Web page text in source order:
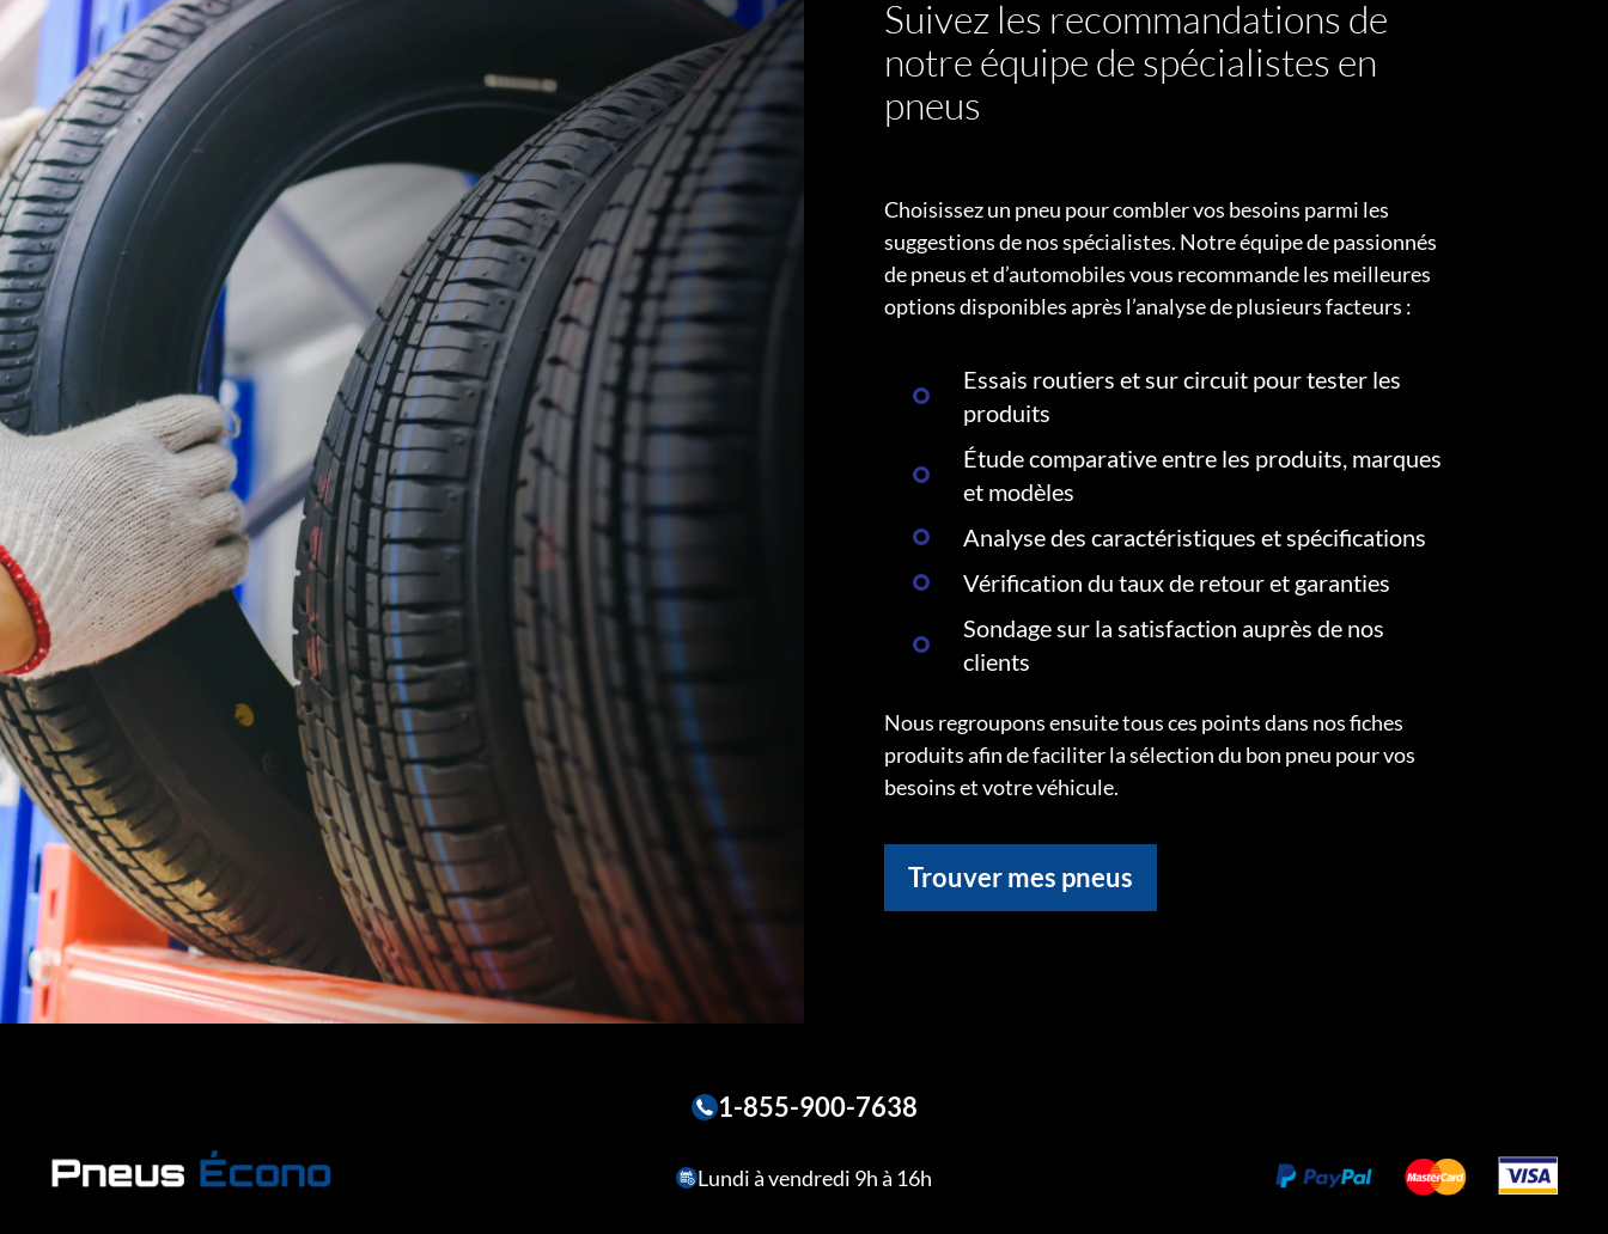
Suivez les recommandations de
notre équipe de spécialistes en
pneus
Choisissez un pneu pour combler vos besoins parmi les
suggestions de nos spécialistes. Notre équipe de passionnés
de pneus et d’automobiles vous recommande les meilleures
options disponibles après l’analyse de plusieurs facteurs :
Essais routiers et sur circuit pour tester les
produits
Étude comparative entre les produits, marques
et modèles
Analyse des caractéristiques et spécifications
Vérification du taux de retour et garanties
Sondage sur la satisfaction auprès de nos
clients
Nous regroupons ensuite tous ces points dans nos fiches
produits afin de faciliter la sélection du bon pneu pour vos
besoins et votre véhicule.
Trouver mes pneus
1-855-900-7638
Lundi à vendredi 9h à 16h